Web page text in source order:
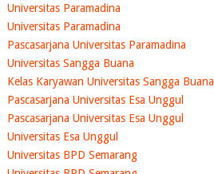
Universitas Paramadina
Universitas Paramadina
Pascasarjana Universitas Paramadina
Universitas Sangga Buana
Kelas Karyawan Universitas Sangga Buana
Pascasarjana Universitas Esa Unggul
Pascasarjana Universitas Esa Unggul
Universitas Esa Unggul
Universitas BPD Semarang